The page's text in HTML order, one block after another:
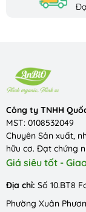
Công ty TNHH
MST: 0108532049
Chuyên Sản xuất,
hữu cơ. Đạt chứng
Giá siêu tốt -
Địa chỉ: Số 10.BT8
Phường Xuân